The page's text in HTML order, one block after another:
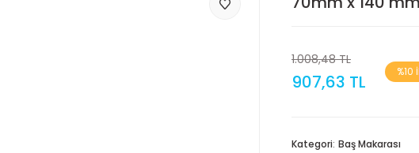
1.008,48 TL
907,63 TL %10
Kategori Baş Makarası